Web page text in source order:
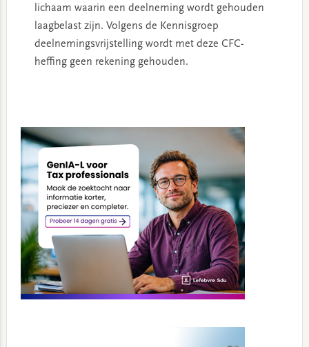
lichaam waarin een deelneming wordt gehouden
laagbelast zijn. Volgens de Kennisgroep
deelnemingsvrijstelling wordt met deze CFC-
heffing geen rekening gehouden.
Sidebar